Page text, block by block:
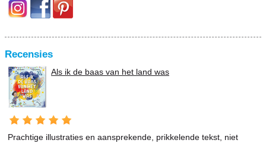
Recensies
Als ik de baas van het land was
Prachtige illustraties en aansprekende, prikkelende tekst, niet